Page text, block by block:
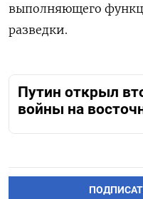
выполняющего
разведки.
Путин открыл
войны на